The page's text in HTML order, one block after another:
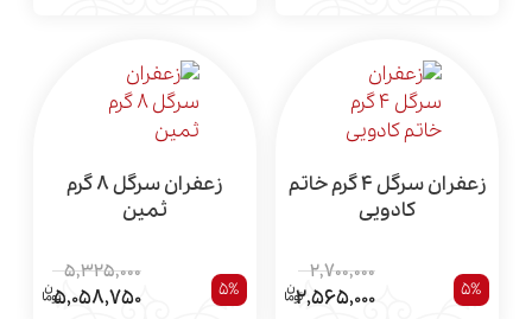
زعفران سرگل 4 گرم خاتم
کادویی
5%
2,700,000
2,565,000
زعفران سرگل 8 گرم
ثمین
5%
5,325,000
5,058,750